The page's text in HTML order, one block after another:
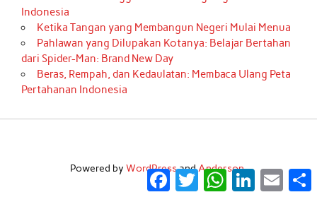
Indonesia
Ketika Tangan yang Membangun Negeri Mulai Menua
Pahlawan yang Dilupakan Kotanya: Belajar Bertahan
dari Spider-Man: Brand New Day
Beras, Rempah, dan Kedaulatan: Membaca Ulang Peta
Pertahanan Indonesia
Powered by WordPressandAnderson.
Facebook
TwitterWhatsApp
LinkedInEmail